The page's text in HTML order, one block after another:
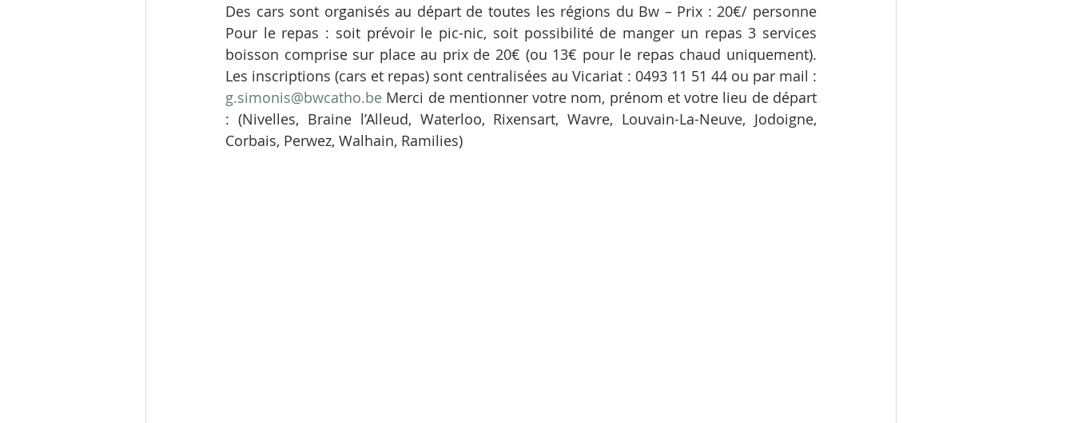
Des cars sont organisés au départ de toutes les régions du Bw – Prix : 20€/ personne
Pour le repas : soit prévoir le pic-nic, soit possibilité de manger un repas 3 services
boisson comprise sur place au prix de 20€ (ou 13€ pour le repas chaud uniquement).
g.simonis@bwcatho.be Merci de mentionner votre nom, prénom et votre lieu de départ
: (Nivelles, Braine l’Alleud, Waterloo, Rixensart, Wavre, Louvain-La-Neuve, Jodoigne,
Corbais, Perwez, Walhain, Ramilies)